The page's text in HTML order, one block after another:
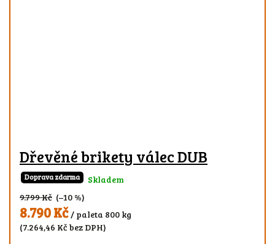
Dřevěné brikety válec DUB
Doprava zdarma
Skladem
9.799 Kč (–10 %)
8.790 Kč/ paleta 800 kg
(7.264,46 Kč bez DPH)